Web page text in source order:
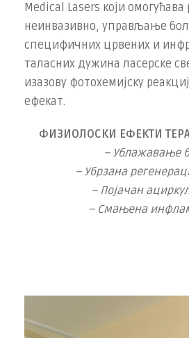
Medical Lasers који
неинвазивно, управљање
специфичних црвених и
таласних дужина ласерске
изазову фотохемијску
ефекат.
ФИЗИОЛОСКИ ЕФЕКТИ
– Ублажавање
– Убрзана
– Појачан
– Смањена